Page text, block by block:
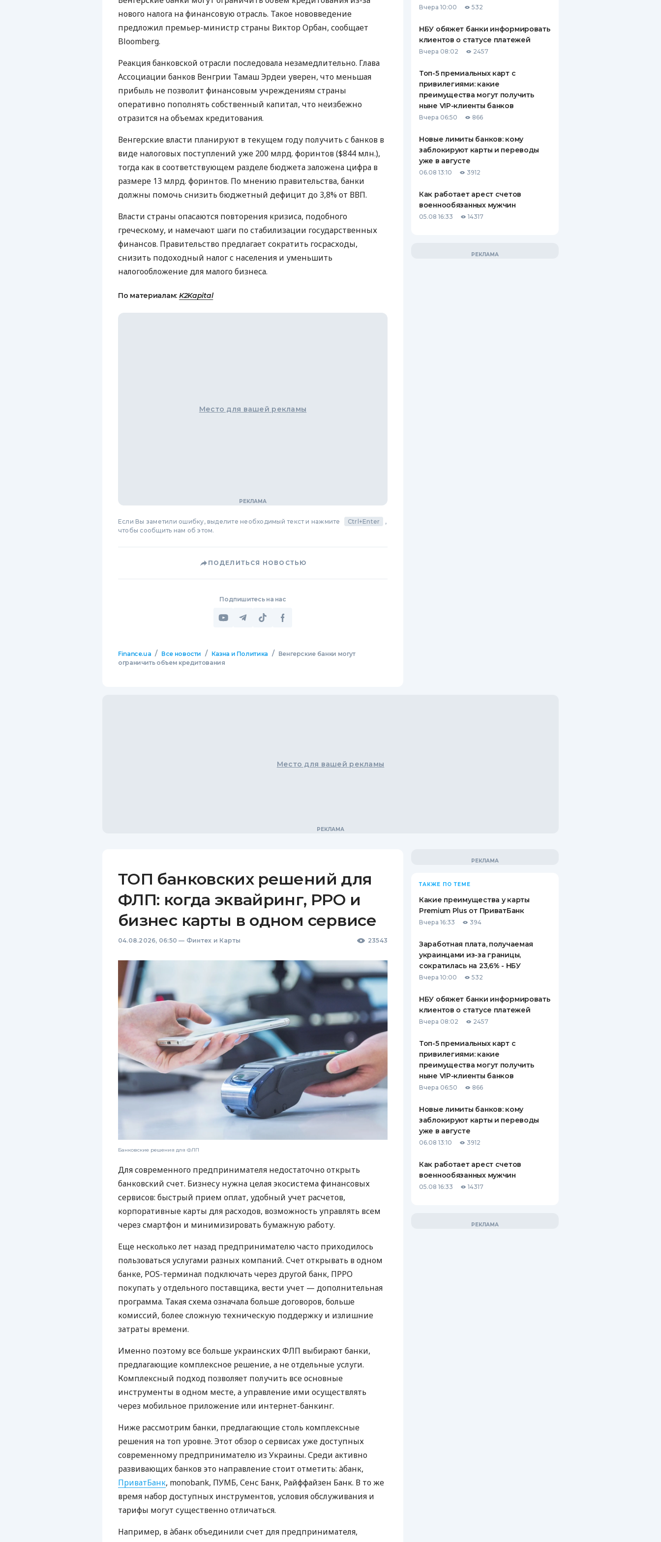
ЕЖЕМЕСЯЧНЫЙ ОБЗОР
КЕШБЭКА
СТРАХОВАНИЮ
ВСЕ СТРАХОВЫЕ ПОЛИСЫ
ОТЗЫВЫ О СТРАХОВЫХ
КОМПАНИЯХ
нового налога на финансовую отрасль. Такое нововведение
предложил премьер-министр страны Виктор Орбан, сообщает
Bloomberg.
Реакция банковской отрасли последовала незамедлительно. Глава
Ассоциации банков Венгрии Тамаш Эрдеи уверен, что меньшая
прибыль не позволит финансовым учреждениям страны
оперативно пополнять собственный капитал, что неизбежно
отразится на объемах кредитования.
Венгерские власти планируют в текущем году получить с банков в
виде налоговых поступлений уже 200 млрд. форинтов ($844 млн.),
тогда как в соответствующем разделе бюджета заложена цифра в
размере 13 млрд. форинтов. По мнению правительства, банки
должны помочь снизить бюджетный дефицит до 3,8% от ВВП.
Власти страны опасаются повторения кризиса, подобного
греческому, и намечают шаги по стабилизации государственных
финансов. Правительство предлагает сократить госрасходы,
снизить подоходный налог с населения и уменьшить
налогообложение для малого бизнеса.
По материалам: K2Kapital
Место для вашей рекламы
Если Вы заметили ошибку, выделите необходимый текст и нажмите Ctrl+Enter
,
чтобы сообщить нам об этом.
ПОДЕЛИТЬСЯ НОВОСТЬЮ
Подпишитесь на нас
Finance.ua / Все новости / Казна и Политика /
Венгерские банки могут
ограничить объем кредитования
Вчера 10:00 532
НБУ обяжет банки информировать
клиентов о статусе платежей
Вчера 08:02 2457
Топ-5 премиальных карт с
привилегиями: какие
преимущества могут получить
ныне VIP-клиенты банков
Вчера 06:50 866
Новые лимиты банков: кому
заблокируют карты и переводы
уже в августе
06.08 13:10 3912
Как работает арест счетов
военнообязанных мужчин
05.08 16:33 14317
Место для вашей рекламы
ТОП банковских решений для
ФЛП: когда эквайринг, РРО и
бизнес карты в одном сервисе
04.08.2026, 06:50 — Финтех и Карты 23543
Банковские решения для ФЛП
Для современного предпринимателя недостаточно открыть
банковский счет. Бизнесу нужна целая экосистема финансовых
сервисов: быстрый прием оплат, удобный учет расчетов,
корпоративные карты для расходов, возможность управлять всем
через смартфон и минимизировать бумажную работу.
Еще несколько лет назад предпринимателю часто приходилось
пользоваться услугами разных компаний. Счет открывать в одном
банке, POS-терминал подключать через другой банк, ПРРО
покупать у отдельного поставщика, вести учет — дополнительная
программа. Такая схема означала больше договоров, больше
комиссий, более сложную техническую поддержку и излишние
затраты времени.
Именно поэтому все больше украинских ФЛП выбирают банки,
предлагающие комплексное решение, а не отдельные услуги.
Комплексный подход позволяет получить все основные
инструменты в одном месте, а управление ими осуществлять
через мобильное приложение или интернет-банкинг.
Ниже рассмотрим банки, предлагающие столь комплексные
решения на топ уровне. Этот обзор о сервисах уже доступных
современному предпринимателю из Украины. Среди активно
развивающих банков это направление стоит отметить: àбанк,
ПриватБанк, monobank, ПУМБ, Сенс Банк, Райффайзен Банк. В то же
время набор доступных инструментов, условия обслуживания и
тарифы могут существенно отличаться.
Например, в àбанк объединили счет для предпринимателя,
ТАКЖЕ ПО ТЕМЕ
Какие преимущества у карты
Premium Plus от ПриватБанк
Вчера 16:33 394
Заработная плата, получаемая
украинцами из-за границы,
сократилась на 23,6% - НБУ
Вчера 10:00 532
НБУ обяжет банки информировать
клиентов о статусе платежей
Вчера 08:02 2457
Топ-5 премиальных карт с
привилегиями: какие
преимущества могут получить
ныне VIP-клиенты банков
Вчера 06:50 866
Новые лимиты банков: кому
заблокируют карты и переводы
уже в августе
06.08 13:10 3912
Как работает арест счетов
военнообязанных мужчин
05.08 16:33 14317